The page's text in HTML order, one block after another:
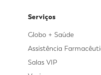
Serviços
Globo + Saúde
Assistência
Salas VIP